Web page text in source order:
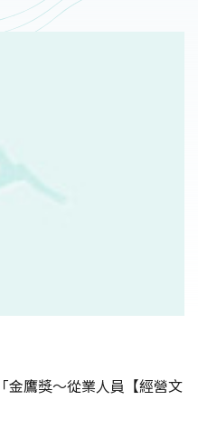
金鷹獎～從業人員【經營文